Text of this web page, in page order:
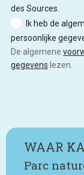
des Sources.
Ik heb de
persoonlijke
De algemene
gegevens lezen.
WAAR
Parc